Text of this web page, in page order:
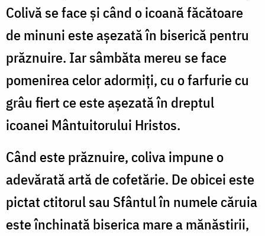
Colivă se face şi când o icoană făcătoare
de minuni este aşezată în biserică pentru
prăznuire. Iar sâmbăta mereu se face
pomenirea celor adormiți, cu o farfurie cu
grâu fiert ce este așezată în dreptul
icoanei Mântuitorului Hristos.
Când este prăznuire, coliva impune o
adevărată artă de cofetărie. De obicei este
pictat ctitorul sau Sfântul în numele căruia
este închinată biserica mare a mănăstirii,